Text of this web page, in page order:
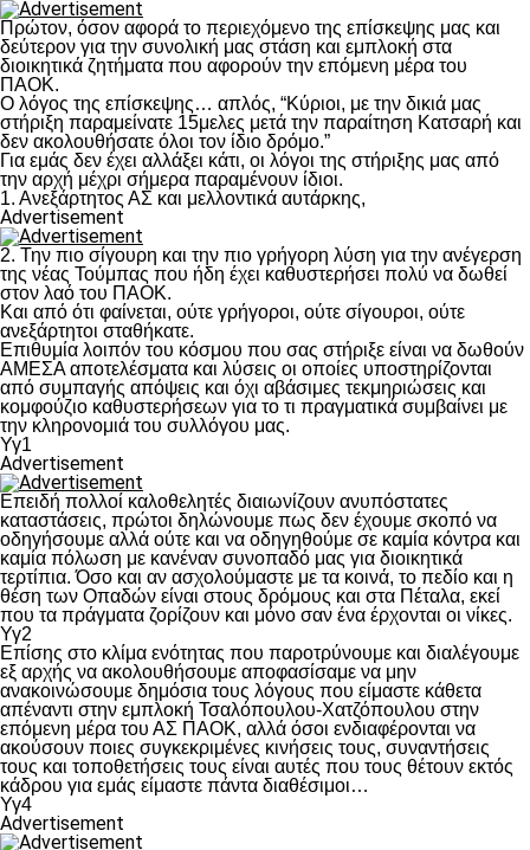
Πρώτον, όσον αφορά το περιεχόμενο της επίσκεψης μας και
δεύτερον για την συνολική μας στάση και εμπλοκή στα
διοικητικά ζητήματα που αφορούν την επόμενη μέρα του
ΠΑΟΚ.
Ο λόγος της επίσκεψης… απλός, “Κύριοι, με την δικιά μας
στήριξη παραμείνατε 15μελες μετά την παραίτηση Κατσαρή και
δεν ακολουθήσατε όλοι τον ίδιο δρόμο.”
Για εμάς δεν έχει αλλάξει κάτι, οι λόγοι της στήριξης μας από
την αρχή μέχρι σήμερα παραμένουν ίδιοι.
1. Ανεξάρτητος ΑΣ και μελλοντικά αυτάρκης,
Advertisement
2. Την πιο σίγουρη και την πιο γρήγορη λύση για την ανέγερση
της νέας Τούμπας που ήδη έχει καθυστερήσει πολύ να δωθεί
στον λαό του ΠΑΟΚ.
Και από ότι φαίνεται, ούτε γρήγοροι, ούτε σίγουροι, ούτε
ανεξάρτητοι σταθήκατε.
Επιθυμία λοιπόν του κόσμου που σας στήριξε είναι να δωθούν
ΑΜΕΣΑ αποτελέσματα και λύσεις οι οποίες υποστηρίζονται
από συμπαγής απόψεις και όχι αβάσιμες τεκμηριώσεις και
κομφούζιο καθυστερήσεων για το τι πραγματικά συμβαίνει με
την κληρονομιά του συλλόγου μας.
Υγ1
Advertisement
Επειδή πολλοί καλοθελητές διαιωνίζουν ανυπόστατες
καταστάσεις, πρώτοι δηλώνουμε πως δεν έχουμε σκοπό να
οδηγήσουμε αλλά ούτε και να οδηγηθούμε σε καμία κόντρα και
καμία πόλωση με κανέναν συνοπαδό μας για διοικητικά
τερτίπια. Όσο και αν ασχολούμαστε με τα κοινά, το πεδίο και η
θέση των Οπαδών είναι στους δρόμους και στα Πέταλα, εκεί
που τα πράγματα ζορίζουν και μόνο σαν ένα έρχονται οι νίκες.
Υγ2
Επίσης στο κλίμα ενότητας που παροτρύνουμε και διαλέγουμε
εξ αρχής να ακολουθήσουμε αποφασίσαμε να μην
ανακοινώσουμε δημόσια τους λόγους που είμαστε κάθετα
απέναντι στην εμπλοκή Τσαλόπουλου-Χατζόπουλου στην
επόμενη μέρα του ΑΣ ΠΑΟΚ, αλλά όσοι ενδιαφέρονται να
ακούσουν ποιες συγκεκριμένες κινήσεις τους, συναντήσεις
τους και τοποθετήσεις τους είναι αυτές που τους θέτουν εκτός
κάδρου για εμάς είμαστε πάντα διαθέσιμοι…
Υγ4
Advertisement